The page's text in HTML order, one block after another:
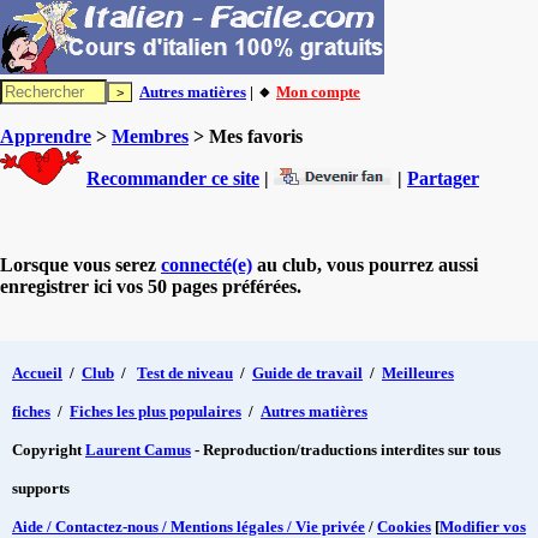
Autres matières | 🔸 Mon compte
Apprendre > Membres > Mes favoris
Recommander ce site | | Partager
Lorsque vous serez connecté(e) au club, vous pourrez aussi
enregistrer ici vos 50 pages préférées.
Accueil / Club / Test de niveau / Guide de travail / Meilleures
fiches / Fiches les plus populaires / Autres matières
CopyrightLaurent Camus - Reproduction/traductions interdites sur tous
supports
Aide / Contactez-nous / Mentions légales / Vie privée / Cookies [Modifier vos